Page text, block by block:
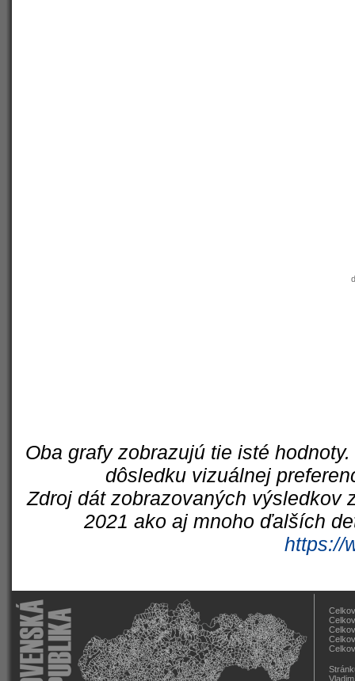
Oba grafy zobrazujú tie isté
dôsledku vizuálnej
Zdroj dát zobrazovaných výsledkov
2021 ako aj mnoho ďalších
https://